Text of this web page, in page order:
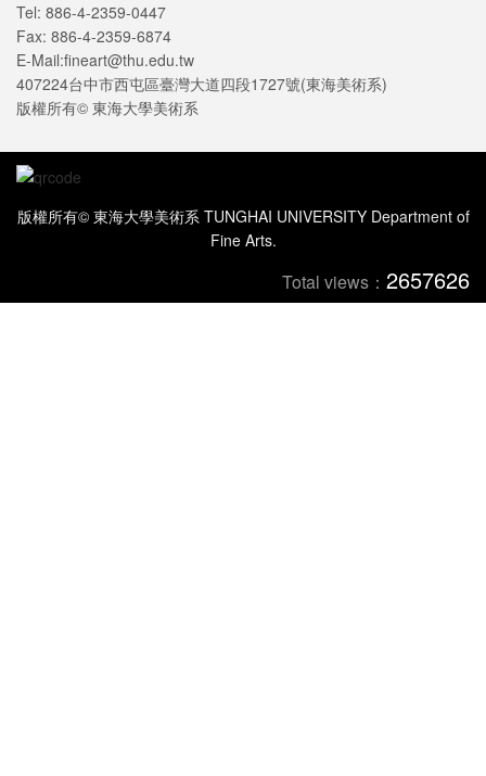
Tel: 886-4-2359-0447
Fax: 886-4-2359-6874
E-Mail:fineart@thu.edu.tw
407224台中市西屯區臺灣大道四段1727號(東海美術系)
版權所有© 東海大學美術系
版權所有© 東海大學美術系 TUNGHAI UNIVERSITY Department of
Fine Arts.
Total views： 2657626